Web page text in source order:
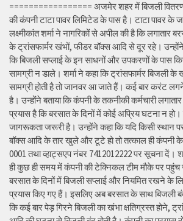
================= अजमेर शहर में बिजली वितरण
की कंपनी टाटा पावर लिमिटेड के पास है। टाटा पावर के
लक्ष्मीकांत शर्मा ने नागरिकों से अपील की है कि लगातार
के ट्रांसफार्मर खंभों, फीडर बॉक्स आदि से दूर रहे।
कि बिजली सप्लाई के इन साधनों और उपकरणों के पास
सामग्री न डाले। शर्मा ने कहा कि ट्रांसफार्मर बिजली
सामग्री होती है तो जानवर आ जाते हैं। कई बार करंट
है। उन्होंने बताया कि कंपनी के तकनीकी कर्मचारी
प्रयास है कि बरसात के दिनों में कोई अप्रिय घटना न
जागरूकता जरूरी है। उन्होंने कहा कि यदि किसी स्थान
बॉक्स आदि के तार खुले और टूटे हो तो तत्काल ही कंपनी
0001 तथा व्हाट्सएप नंबर 7412012222 पर सूचना दें।
ही कुछ ही समय में कंपनी की टेक्निकल टीम मौके पर पहुंच
बरसात के दिनों में बिजली सप्लाई और नियमित रखने के
प्रयास किए गए हैं। इसलिए अब बरसात के साथ बिजली
कि कई बार पेड़ गिरने बिजली का खंभा क्षतिग्रस्त होने,